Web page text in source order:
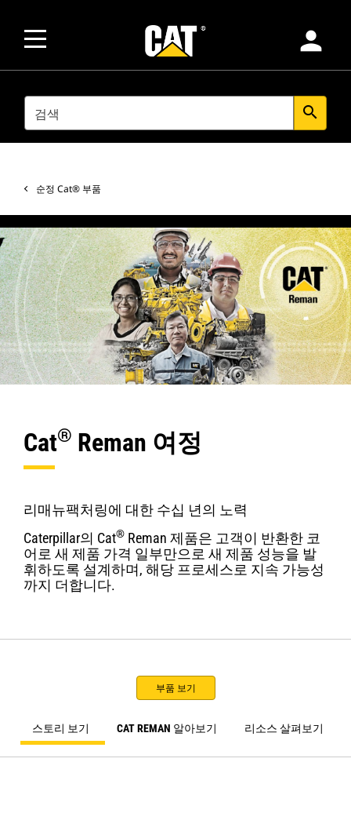
person
SEARCH search
순정 Cat® 부품
Cat® Reman 여정
리매뉴팩처링에 대한 수십 년의 노력
Caterpillar의 Cat® Reman 제품은 고객이 반환한 코
어로 새 제품 가격 일부만으로 새 제품 성능을 발
휘하도록 설계하며, 해당 프로세스로 지속 가능성
까지 더합니다.
부품 보기
스토리 보기 CAT REMAN 알아보기 리소스 살펴보기